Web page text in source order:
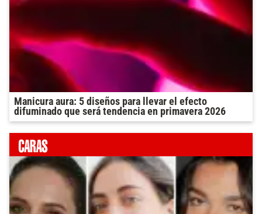
Manicura aura: 5 diseños para llevar el efecto
difuminado que será tendencia en primavera 2026